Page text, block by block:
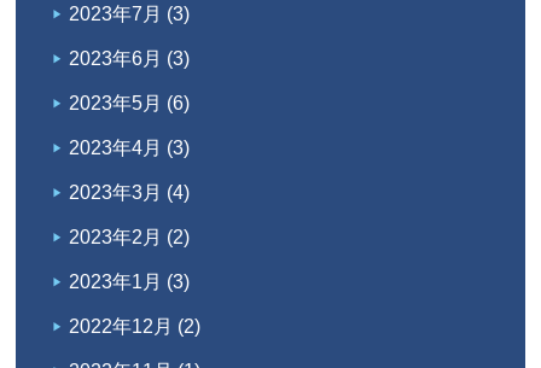
2023年7月 (3)
2023年6月 (3)
2023年5月 (6)
2023年4月 (3)
2023年3月 (4)
2023年2月 (2)
2023年1月 (3)
2022年12月 (2)